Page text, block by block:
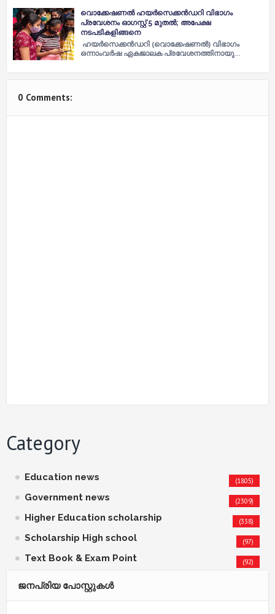
വൊക്കേഷണൽ ഹയർസെക്കൻഡറി വിഭാഗം
പ്രവേശനം ഓഗസ്റ്റ് 5 മുതൽ; അപേക്ഷ
നടപടികളിങ്ങനെ
ഹയർസെക്കൻഡറി (വൊക്കേഷണൽ) വിഭാഗം
ഒന്നാംവർഷ ഏകജാലക പ്രവേശനത്തിനായു…
0 Comments:
Category
Education news (1805)
Government news (2309)
Higher Education scholarship (338)
Scholarship High school (97)
Text Book & Exam Point (92)
ജനപ്രിയ പോസ്റ്റുകള്‍‌